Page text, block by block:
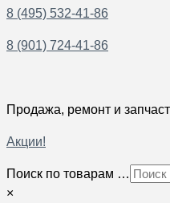
8 (495) 532-41-86
8 (901) 724-41-86
Продажа, ремонт и
Акции!
Поиск по товарам …
×